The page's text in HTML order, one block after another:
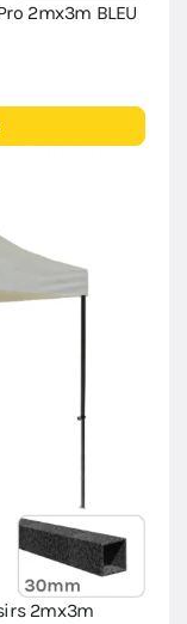
2mx3m BLEU
2mx3m